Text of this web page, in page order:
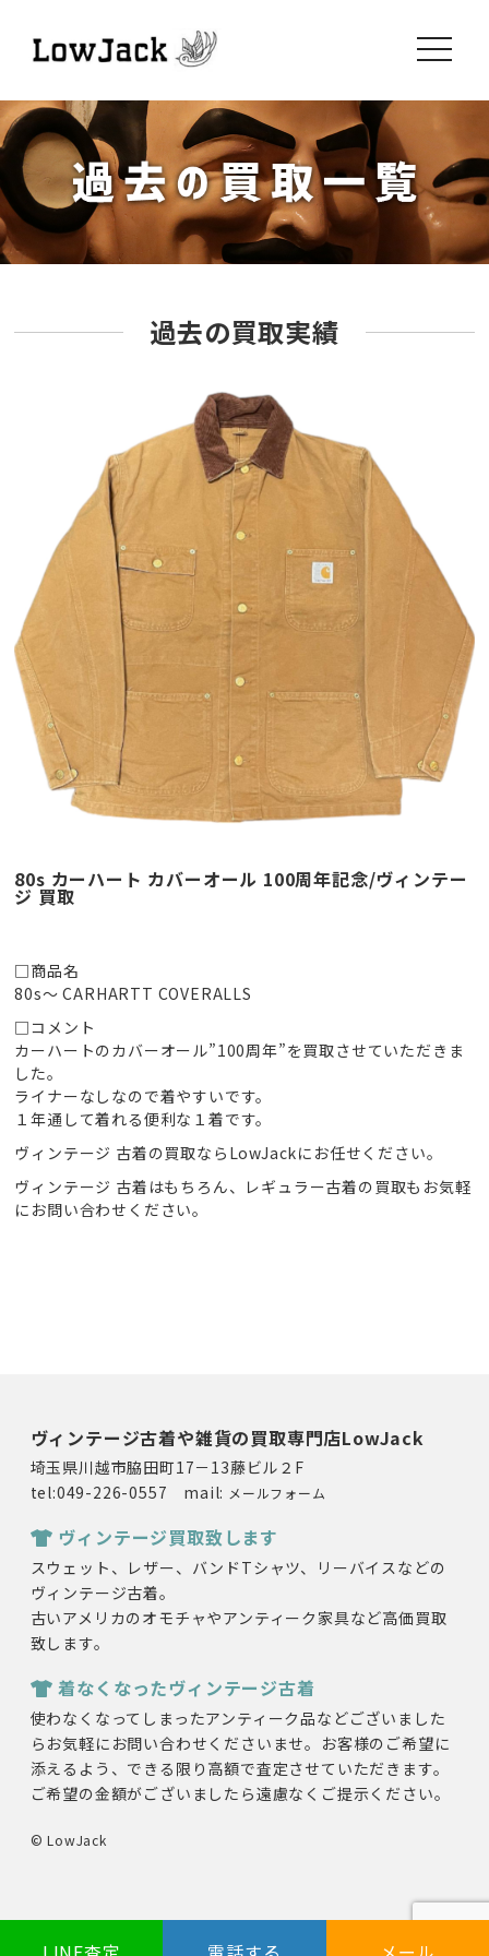
toggle
過去の買取実績
80s カーハート カバーオール 100周年記念/ヴィンテー
ジ 買取
□商品名
80s～ CARHARTT COVERALLS
□コメント
カーハートのカバーオール”100周年”を買取させていただきま
した。
ライナーなしなので着やすいです。
１年通して着れる便利な１着です。
ヴィンテージ 古着の買取ならLowJackにお任せください。
ヴィンテージ 古着はもちろん、レギュラー古着の買取もお気軽
にお問い合わせください。
ヴィンテージ古着や雑貨の買取専門店LowJack
埼玉県川越市脇田町17－13藤ビル２F
tel:049-226-0557 mail: メールフォーム
ヴィンテージ買取致します
スウェット、レザー、バンドTシャツ、リーバイスなどの
ヴィンテージ古着。
古いアメリカのオモチャやアンティーク家具など高価買取
致します。
着なくなったヴィンテージ古着
使わなくなってしまったアンティーク品などございました
らお気軽にお問い合わせくださいませ。お客様のご希望に
添えるよう、できる限り高額で査定させていただきます。
ご希望の金額がございましたら遠慮なくご提示ください。
© LowJack